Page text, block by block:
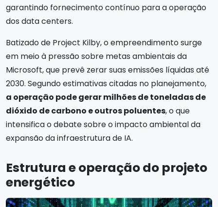
garantindo fornecimento contínuo para a operação
dos data centers.
Batizado de Project Kilby, o empreendimento surge
em meio à pressão sobre metas ambientais da
Microsoft, que prevê zerar suas emissões líquidas até
2030. Segundo estimativas citadas no planejamento,
a operação pode gerar milhões de toneladas de
dióxido de carbono e outros poluentes, o que
intensifica o debate sobre o impacto ambiental da
expansão da infraestrutura de IA.
Estrutura e operação do projeto
energético